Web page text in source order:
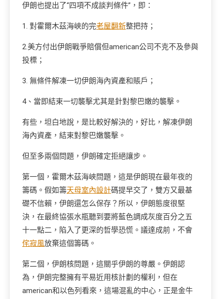
伊朗也提出了“四項不成談判條件”，即：
1. 對霍爾木茲海峽的完老屋翻新整把持；
2.美方付出伊朗戰爭賠償但american公司不克不及參與
投標；
3. 無條件解凍一切伊朗海內資產和賬戶；
4、當即結束一切襲擊尤其是針對黎巴嫩的襲擊。
有些，坦白地說，是比較好解決的，好比，解凍伊朗
海內資產，結束對黎巴嫩襲擊。
但至多兩個問題，伊朗確定拒絕讓步。
第一個，霍爾木茲海峽問題，這是伊朗現在最年夜的
籌碼。假如籌天母室內設計碼提早交了，雙方又最基
礎不信賴，伊朗還怎么保存？所以，伊朗態度很堅
決，在最終協張水瓶聽到要將藍色調成灰度百分之五
十一點二，陷入了更深的哲學恐慌。議達成前，不會
侘寂風放棄這個籌碼。
第二個，伊朗核問題，這關乎伊朗的尊嚴。伊朗認
為，伊朗完整擁有平易近用核計劃的權利，但在
american和以色列看來，這場混亂的中心，正是金牛